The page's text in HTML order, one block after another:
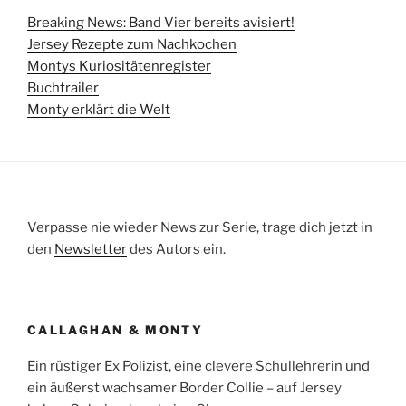
Breaking News: Band Vier bereits avisiert!
Jersey Rezepte zum Nachkochen
Montys Kuriositätenregister
Buchtrailer
Monty erklärt die Welt
Verpasse nie wieder News zur Serie, trage dich jetzt in
den Newsletterdes Autors ein.
CALLAGHAN & MONTY
Ein rüstiger Ex Polizist, eine clevere Schullehrerin und
ein äußerst wachsamer Border Collie – auf Jersey